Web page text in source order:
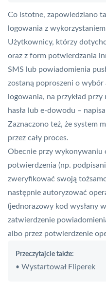
Co istotne, zapowiedziano
logowania z
Użytkownicy, którzy
oraz z form potwierdzania
SMS lub powiadomienia
zostaną poproszeni o
logowania, na przykład
hasła lub e-dowodu –
Zaznaczono też, że system
przez cały proces.
Obecnie przy wykonywaniu
potwierdzenia (np.
zweryfikować swoją
następnie autoryzować
(jednorazowy kod wysłany
zatwierdzenie
albo przez potwierdzenie
Przeczytajcie także:
• Wystartował Fliperek